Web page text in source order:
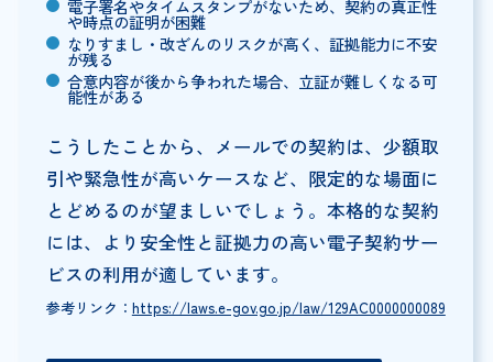
電子署名やタイムスタンプがないため、契約の真正性
や時点の証明が困難
なりすまし・改ざんのリスクが高く、証拠能力に不安
が残る
合意内容が後から争われた場合、立証が難しくなる可
能性がある
こうしたことから、メールでの契約は、少額取
引や緊急性が高いケースなど、限定的な場面に
とどめるのが望ましいでしょう。本格的な契約
には、より安全性と証拠力の高い電子契約サー
ビスの利用が適しています。
参考リンク： https://laws.e-gov.go.jp/law/129AC0000000089